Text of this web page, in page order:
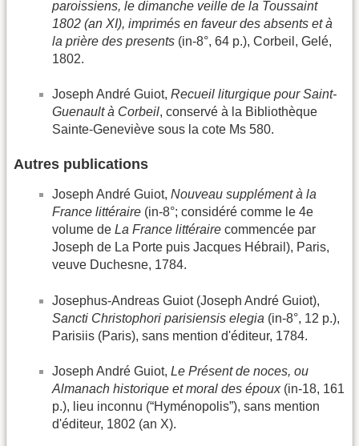
paroissiens, le dimanche veille de la Toussaint
1802 (an XI), imprimés en faveur des absents et à
la prière des presents (in-8°, 64 p.), Corbeil, Gelé,
1802.
Joseph André Guiot, Recueil liturgique pour Saint-
Guenault à Corbeil, conservé à la Bibliothèque
Sainte-Geneviève sous la cote Ms 580.
Autres publications
Joseph André Guiot, Nouveau supplément à la
France littéraire (in-8°; considéré comme le 4e
volume de La France littéraire commencée par
Joseph de La Porte puis Jacques Hébrail), Paris,
veuve Duchesne, 1784.
Josephus-Andreas Guiot (Joseph André Guiot),
Sancti Christophori parisiensis elegia (in-8°, 12 p.),
Parisiis (Paris), sans mention d'éditeur, 1784.
Joseph André Guiot, Le Présent de noces, ou
Almanach historique et moral des époux(in-18, 161
p.), lieu inconnu (“Hyménopolis”), sans mention
d'éditeur, 1802 (an X).